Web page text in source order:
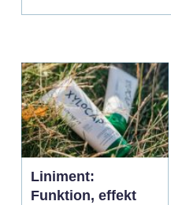
Liniment:
Funktion, effekt